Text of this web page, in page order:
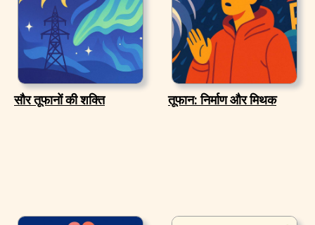
सौर तूफानों की शक्ति तूफान: निर्माण और मिथक